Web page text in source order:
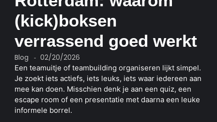
(kick)boksen
verrassend goed werkt
Blog - 02/20/2026
Een teamuitje of teambuilding organiseren lijkt simpel.
Je zoekt iets actiefs, iets leuks, iets waar iedereen aan
mee kan doen. Misschien denk je aan een quiz, een
escape room of een presentatie met daarna een leuke
informele borrel.